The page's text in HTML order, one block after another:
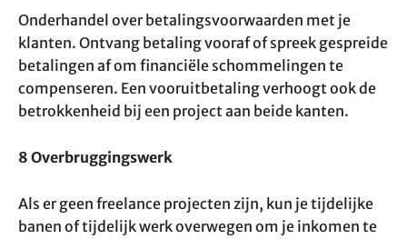
Onderhandel over betalingsvoorwaarden met je
klanten. Ontvang betaling vooraf of spreek gespreide
betalingen af om financiële schommelingen te
compenseren. Een vooruitbetaling verhoogt ook de
betrokkenheid bij een project aan beide kanten.
8 Overbruggingswerk
Als er geen freelance projecten zijn, kun je tijdelijke
banen of tijdelijk werk overwegen om je inkomen te